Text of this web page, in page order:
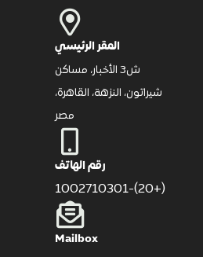
المقر الرئيسي
ش3 الأخبار، مساكن
شيراتون، النزهة، القاهرة،
مصر
رقم الهاتف
(+20)-1002710301
Mailbox